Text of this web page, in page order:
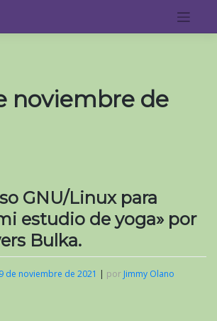
noviembre de
GNU/Linux para
estudio de yoga» por
Bulka.
de noviembre de 2021 | por Jimmy Olano